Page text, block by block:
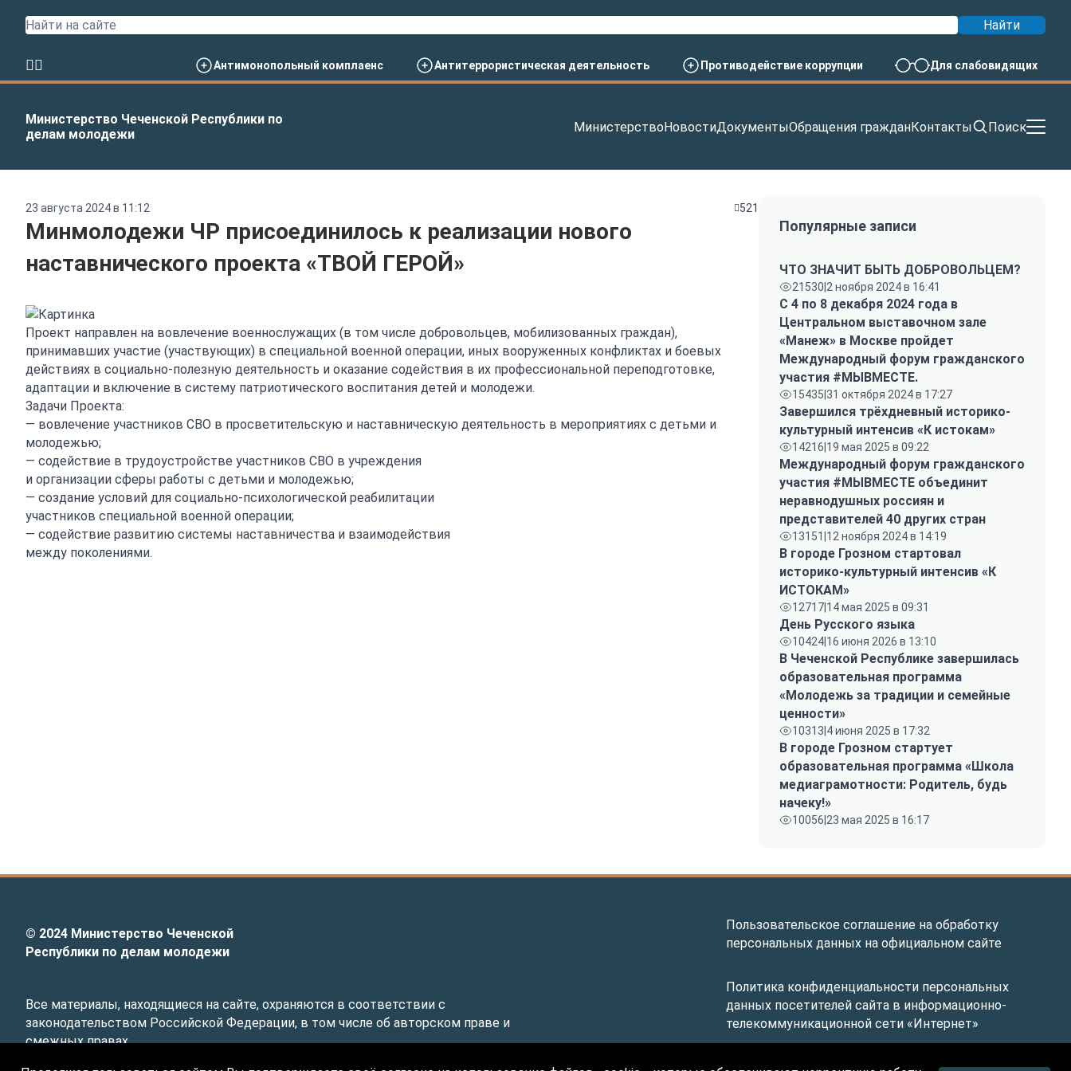
Найти
Антимонопольный комплаенс Антитеррористическая деятельность Противодействие коррупции Для слабовидящих
Министерство Чеченской Республики по
делам молодежи
МинистерствоНовостиДокументыОбращения гражданКонтакты Поиск
23 августа 2024 в 11:12 521
Минмолодежи ЧР присоединилось к реализации нового
наставнического проекта «ТВОЙ ГЕРОЙ»
Проект направлен на вовлечение военнослужащих (в том числе добровольцев, мобилизованных граждан),
принимавших участие (участвующих) в специальной военной операции, иных вооруженных конфликтах и боевых
действиях в социально-полезную деятельность и оказание содействия в их профессиональной переподготовке,
адаптации и включение в систему патриотического воспитания детей и молодежи.
Задачи Проекта:
— вовлечение участников СВО в просветительскую и наставническую деятельность в мероприятиях с детьми и
молодежью;
— содействие в трудоустройстве участников СВО в учреждения
и организации сферы работы с детьми и молодежью;
— создание условий для социально-психологической реабилитации
участников специальной военной операции;
— содействие развитию системы наставничества и взаимодействия
между поколениями.
Популярные записи
ЧТО ЗНАЧИТ БЫТЬ ДОБРОВОЛЬЦЕМ?
21530 2 ноября 2024 в 16:41
С 4 по 8 декабря 2024 года в
Центральном выставочном зале
«Манеж» в Москве пройдет
Международный форум гражданского
участия #МЫВМЕСТЕ.
15435 31 октября 2024 в 17:27
Завершился трёхдневный историко-
культурный интенсив «К истокам»
14216 19 мая 2025 в 09:22
Международный форум гражданского
участия #МЫВМЕСТЕ объединит
неравнодушных россиян и
представителей 40 других стран
13151 12 ноября 2024 в 14:19
В городе Грозном стартовал
историко-культурный интенсив «К
ИСТОКАМ»
12717 14 мая 2025 в 09:31
День Русского языка
10424 16 июня 2026 в 13:10
В Чеченской Республике завершилась
образовательная программа
«Молодежь за традиции и семейные
ценности»
10313 4 июня 2025 в 17:32
В городе Грозном стартует
образовательная программа «Школа
медиаграмотности: Родитель, будь
начеку!»
10056 23 мая 2025 в 16:17
© 2024 Министерство Чеченской
Республики по делам молодежи
Все материалы, находящиеся на сайте, охраняются в соответствии с
законодательством Российской Федерации, в том числе об авторском праве и
смежных правах
Пользовательское соглашение на обработку
персональных данных на официальном сайте
Политика конфиденциальности персональных
данных посетителей сайта в информационно-
телекоммуникационной сети «Интернет»